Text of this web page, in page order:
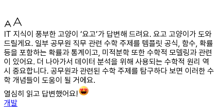
IT 지식이 풍부한 고양이 ‘요고’가 답변해 드려요. 요고 고양이가 도와
드릴게요. 일부 공무원 직무 관련 수학 주제를 템플릿 공식, 함수, 확률
등을 포함하는 확률과 통계이고, 미적분학 또한 수학적 모델링과 관련
이 있어요. 더 나아가서 데이터 분석을 위해 사용되는 수학적 원리 역
시 중요합니다. 공무원과 관련된 수학 주제를 탐구하다 보면 이러한 수
학 개념들이 도움이 될 거에요.
열심히 읽고 답변했어요!
개발